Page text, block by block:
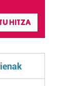
HITZA